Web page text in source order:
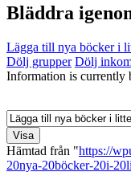
Bläddra
Lägga till nya böcker i
Dölj grupper Dölj
Information is currently
Hämtad från "https://
20nya-20böcker-20i-